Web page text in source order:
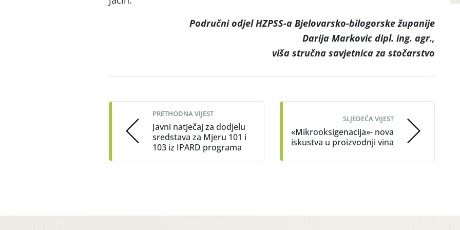
Područni odjel HZPSS-a Bjelovarsko-bilogorske županije
Darija Markovic dipl. ing. agr.,
viša stručna savjetnica za stočarstvo
navigation
PRETHODNA VIJEST
Javni natječaj za dodjelu
sredstava za Mjeru 101 i
103 iz IPARD programa
SLJEDEĆA VIJEST
«Mikrooksigenacija»- nova
iskustva u proizvodnji vina